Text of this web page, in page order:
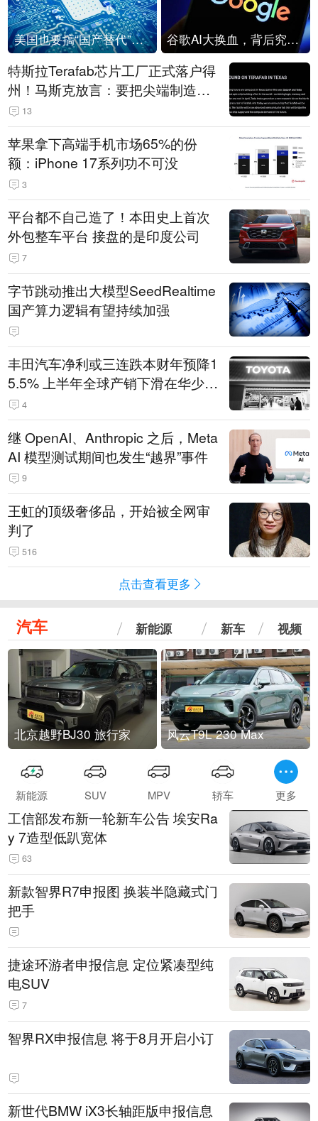
美国也要搞“国产替代”？先算清三笔账 谷歌AI大换血，背后究竟发生了什么？
特斯拉Terafab芯片工厂正式落户得
州！马斯克放言：要把尖端制造带
回美国
13
苹果拿下高端手机市场65%的份
额：iPhone 17系列功不可没
3
平台都不自己造了！本田史上首次
外包整车平台 接盘的是印度公司
7
字节跳动推出大模型SeedRealtime
国产算力逻辑有望持续加强
丰田汽车净利或三连跌本财年预降1
5.5% 上半年全球产销下滑在华少卖
14.3万辆
4
继 OpenAI、Anthropic 之后，Meta
AI 模型测试期间也发生“越界”事件
9
王虹的顶级奢侈品，开始被全网审
判了
516
点击查看更多
汽车 新能源 新车 视频
北京越野BJ30 旅行家 风云T9L 230 Max
新能源 SUV MPV 轿车 更多
工信部发布新一轮新车公告 埃安Ra
y 7造型低趴宽体
63
新款智界R7申报图 换装半隐藏式门
把手
捷途环游者申报信息 定位紧凑型纯
电SUV
7
智界RX申报信息 将于8月开启小订
新世代BMW iX3长轴距版申报信息